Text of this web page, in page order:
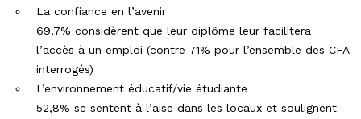
La confiance en l’avenir
69,7% considèrent que leur diplôme leur facilitera
l’accès à un emploi (contre 71% pour l’ensemble des CFA
interrogés)
L’environnement éducatif/vie étudiante
52,8% se sentent à l’aise dans les locaux et soulignent